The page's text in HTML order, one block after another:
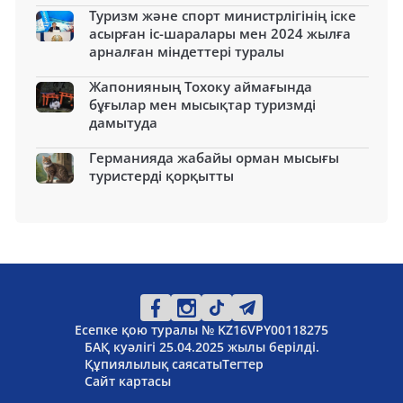
Туризм және спорт министрлігінің іске
асырған іс-шаралары мен 2024 жылға
арналған міндеттері туралы
Жапонияның Тохоку аймағында
бұғылар мен мысықтар туризмді
дамытуда
Германияда жабайы орман мысығы
туристерді қорқытты
Есепке қою туралы № KZ16VPY00118275
БАҚ куәлігі 25.04.2025 жылы берілді.
Құпиялылық саясатыТегтер
Сайт картасы